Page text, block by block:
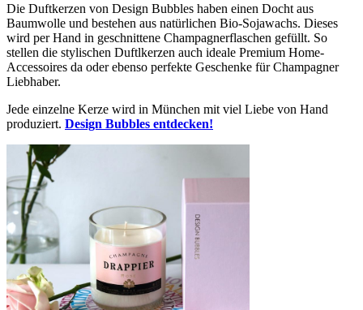
Die Duftkerzen von Design Bubbles haben einen Docht aus
Baumwolle und bestehen aus natürlichen Bio-Sojawachs. Dieses
wird per Hand in geschnittene Champagnerflaschen gefüllt. So
stellen die stylischen Duftlkerzen auch ideale Premium Home-
Accessoires da oder ebenso perfekte Geschenke für Champagner
Liebhaber.
Jede einzelne Kerze wird in München mit viel Liebe von Hand
produziert. Design Bubbles entdecken!